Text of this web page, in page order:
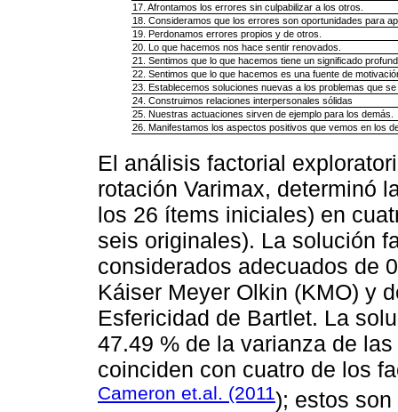
17. Afrontamos los errores sin culpabilizar a los otros.
18. Consideramos que los errores son oportunidades para
19. Perdonamos errores propios y de otros.
20. Lo que hacemos nos hace sentir renovados.
21. Sentimos que lo que hacemos tiene un significado
22. Sentimos que lo que hacemos es una fuente de
23. Establecemos soluciones nuevas a los problemas que
24. Construimos relaciones interpersonales sólidas
25. Nuestras actuaciones sirven de ejemplo para los demás.
26. Manifestamos los aspectos positivos que vemos en los
El análisis factorial
rotación Varimax, determinó
los 26 ítems iniciales) en
seis originales). La solución
considerados adecuados de
Káiser Meyer Olkin (KMO) y
Esfericidad de Bartlet. La
47.49 % de la varianza de
coinciden con cuatro de los
Cameron et.al. (2011); estos